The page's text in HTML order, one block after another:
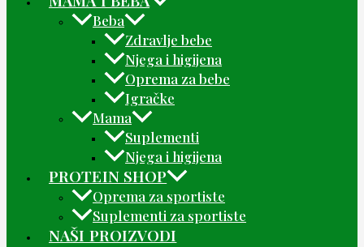
Beba
Zdravlje bebe
Njega i higijena
Oprema za bebe
Igračke
Mama
Suplementi
Njega i higijena
PROTEIN SHOP
Oprema za sportiste
Suplementi za sportiste
NAŠI PROIZVODI